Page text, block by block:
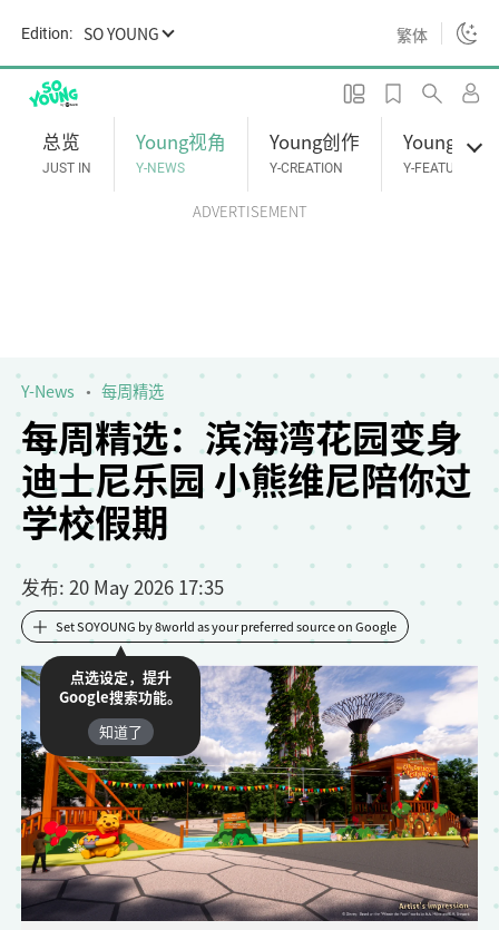
i
Edition: SO YOUNG 繁体
总览
JUST IN
Young视角
Y-NEWS
Young创作
Y-CREATION
Young专题
Y-FEATURES
ADVERTISEMENT
每周精选：滨海湾花园变身
迪士尼乐园 小熊维尼陪你过
学校假期
Y-News 每周精选
发布: 20 May 2026 17:35
Set SOYOUNG by 8world as your preferred source on Google
点选设定，提升
Google搜索功能。
知道了